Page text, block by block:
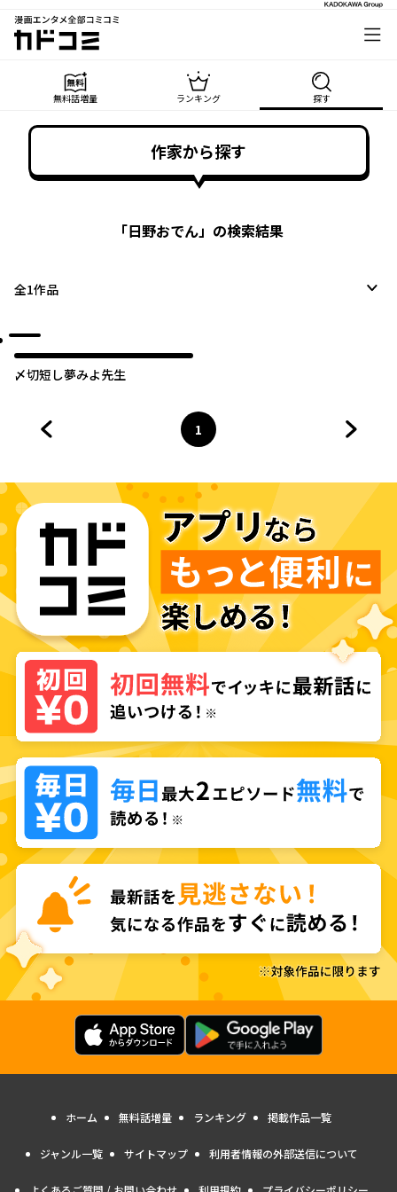
漫画エンタメ全部コミコミ
カドコミ
無料話増量 ランキング 探す
作家から探す
「日野おでん」の検索結果
全1作品
〆切短し夢みよ先生
ページ
1
へ
ホーム 無料話増量 ランキング 掲載作品一覧
ジャンル一覧 サイトマップ 利用者情報の外部送信について